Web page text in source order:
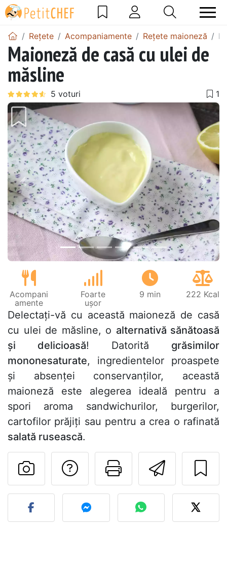
Rețete Acompaniamente Rețete maioneză
Maioneză de casă cu ulei de
măsline
Precedentul
Acompani
amente
Foarte
ușor
9 min 222 Kcal
Delectați-vă cu această maioneză de casă
cu ulei de măsline, o alternativă sănătoasă
și delicioasă! Datorită grăsimilor
mononesaturate, ingredientelor proaspete
și absenței conservanților, această
maioneză este alegerea ideală pentru a
spori aroma sandwichurilor, burgerilor,
cartofilor prăjiți sau pentru a crea o rafinată
salată rusească.
Printează
Adresează o
Postează o poză cu